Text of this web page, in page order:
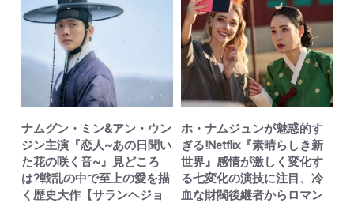
ナムグン・ミン&アン・ウン
ジン主演『恋人~あの日聞い
た花の咲く音~』見どころ
は?戦乱の中で至上の愛を描
く歴史大作【サランヘジョ
ホ・ナムジュンが魅惑的す
ぎる!Netflix『素晴らしき新
世界』感情が激しく変化す
る七変化の演技に注目、冷
血な財閥後継者からロマン